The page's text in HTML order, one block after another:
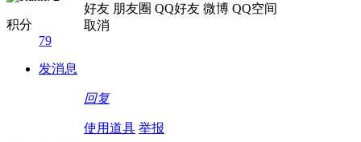
积分
79
发消息
好友 朋友圈 QQ好友 微博 QQ空间
取消
回复
使用道具 举报